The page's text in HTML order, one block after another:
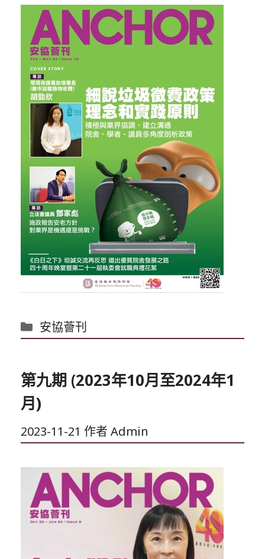
分
類
安協薈刊
第九期 (2023年10月至2024年1
月)
2023-11-21 作者 Admin